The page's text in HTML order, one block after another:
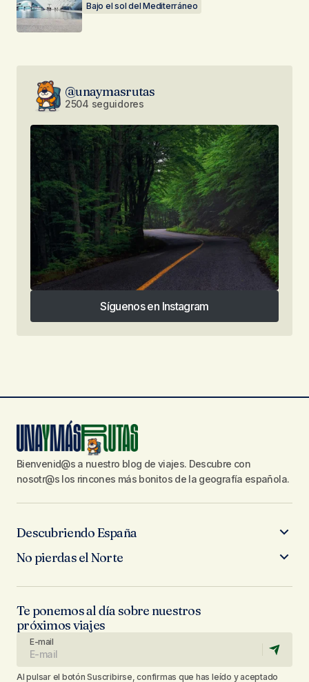
Bajo el sol del Mediterráneo
@unaymasrutas
2504 seguidores
Síguenos en Instagram
Síguenos en Instagram
Bienvenid@s a nuestro blog de viajes. Descubre con
nosotr@s los rincones más bonitos de la geografía española.
Descubriendo España
No pierdas el Norte
Te ponemos al día sobre nuestros
próximos viajes
E-mail
Al pulsar el botón Suscribirse, confirmas que has leído y aceptado